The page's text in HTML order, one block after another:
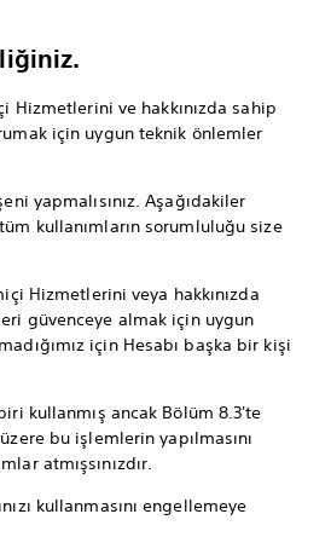
Hizmetlerini ve hakkınızda sahip
için uygun teknik önlemler
yapmalısınız. Aşağıdakiler
tüm kullanımların sorumluluğu size
Hizmetlerini veya hakkınızda
güvenceye almak için uygun
için Hesabı başka bir kişi
kullanmış ancak Bölüm 8.3'te
bu işlemlerin yapılmasını
atmışsınızdır.
kullanmasını engellemeye